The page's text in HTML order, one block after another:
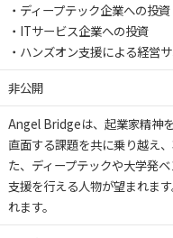
・ディープテック企業への投資
・ITサービス企業への投資
・ハンズオン支援による経営
非公開
Angel Bridgeは、起業家精神
直面する課題を共に乗り越え
た、ディープテックや大学発
支援を行える人物が望まれま
れます。